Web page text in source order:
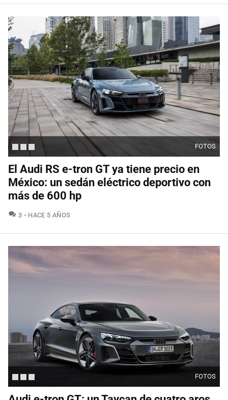
FOTOS
El Audi RS e-tron GT ya tiene precio en
México: un sedán eléctrico deportivo con
más de 600 hp
3 COMENTARIOS
HACE 5 AÑOS
FOTOS